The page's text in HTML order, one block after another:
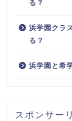
る？
浜学園クラ
る？
浜学園と希
スポンサー